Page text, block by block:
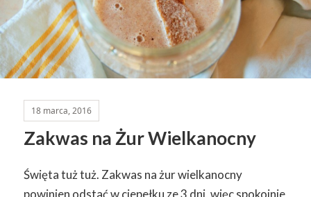
18 marca, 2016
Zakwas na Żur Wielkanocny
Święta tuż tuż. Zakwas na żur wielkanocny
powinien odstać w ciepełku ze 3 dni, więc spokojnie